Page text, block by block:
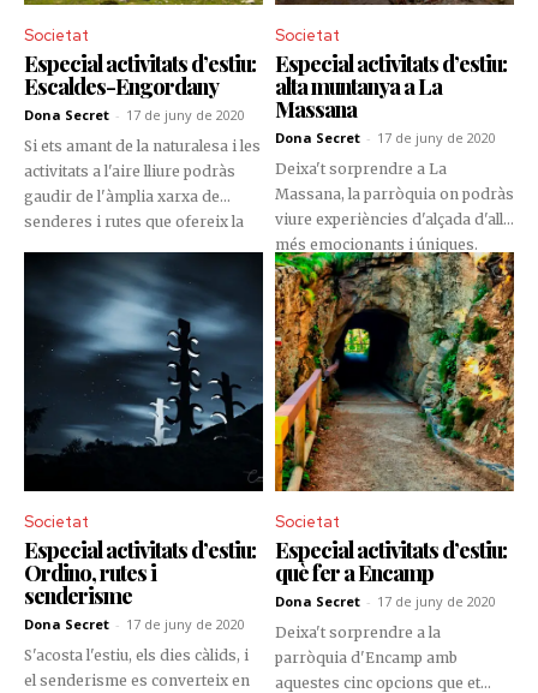
Societat
Especial activitats d’estiu:
Escaldes-Engordany
Dona Secret - 17 de juny de 2020
Si ets amant de la naturalesa i les
activitats a l'aire lliure podràs
gaudir de l'àmplia xarxa de
senderes i rutes que ofereix la
Societat
Especial activitats d’estiu:
alta muntanya a La
Massana
Dona Secret - 17 de juny de 2020
Deixa't sorprendre a La
Massana, la parròquia on podràs
viure experiències d'alçada d'allò
més emocionants i úniques.
T'ho perdràs?
Societat
Especial activitats d’estiu:
Ordino, rutes i
senderisme
Dona Secret - 17 de juny de 2020
S'acosta l'estiu, els dies càlids, i
el senderisme es converteix en
Societat
Especial activitats d’estiu:
què fer a Encamp
Dona Secret - 17 de juny de 2020
Deixa't sorprendre a la
parròquia d'Encamp amb
aquestes cinc opcions que et